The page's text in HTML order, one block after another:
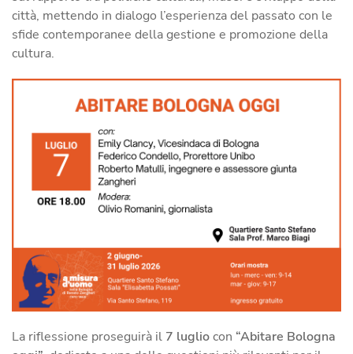
città, mettendo in dialogo l’esperienza del passato con le
sfide contemporanee della gestione e promozione della
cultura.
La riflessione proseguirà il 7 lugliocon “Abitare Bologna